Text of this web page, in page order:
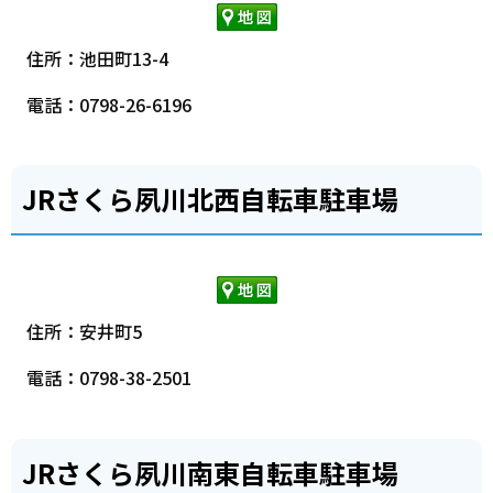
住所：池田町13-4
電話：0798-26-6196
JRさくら夙川北西自転車駐車場
住所：安井町5
電話：0798-38-2501
JRさくら夙川南東自転車駐車場